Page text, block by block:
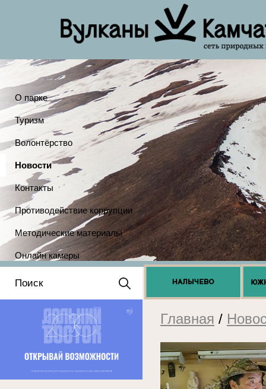
О парке
Туризм
Волонтёрство
Новости
Контакты
Противодействие коррупции
Методические материалы
Онлайн камеры
Положение о выдаче
разрешений 2025
Главная /